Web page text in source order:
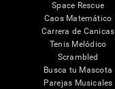
Space Rescue
Caos Matemático
Carrera de Canicas
Tenis Melódico
Scrambled
Busca tu Mascota
Parejas Musicales